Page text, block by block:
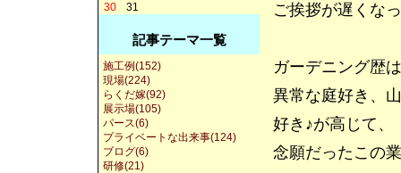
ご挨拶が遅くな
ガーデニング歴
異常な庭好き、
好き♪が高じて、
念願だったこの
30
31
記事テーマ一覧
施工例(152)
現場(224)
らくだ嫁(92)
展示場(105)
パース(6)
プライベートな出来事(124)
ブログ(6)
研修(21)